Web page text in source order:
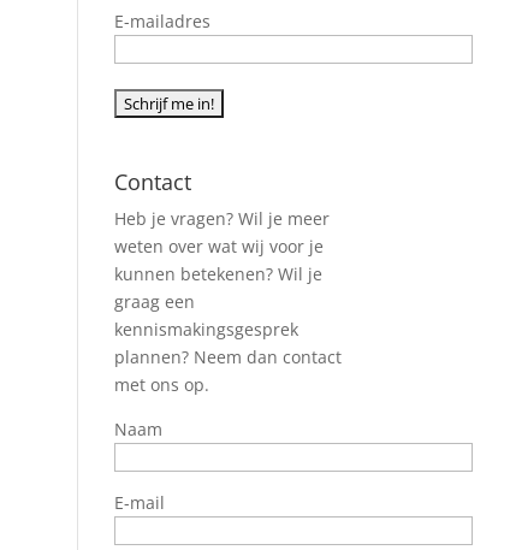
E-mailadres
Contact
Heb je vragen? Wil je meer
weten over wat wij voor je
kunnen betekenen? Wil je
graag een
kennismakingsgesprek
plannen? Neem dan contact
met ons op.
Naam
E-mail